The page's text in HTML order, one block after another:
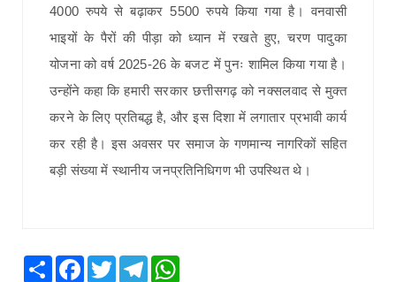
4000 रुपये से बढ़ाकर 5500 रुपये किया गया है। वनवासी
भाइयों के पैरों की पीड़ा को ध्यान में रखते हुए, चरण पादुका
योजना को वर्ष 2025-26 के बजट में पुनः शामिल किया गया है।
उन्होंने कहा कि हमारी सरकार छत्तीसगढ़ को नक्सलवाद से मुक्त
करने के लिए प्रतिबद्ध है, और इस दिशा में लगातार प्रभावी कार्य
कर रही है। इस अवसर पर समाज के गणमान्य नागरिकों सहित
बड़ी संख्या में स्थानीय जनप्रतिनिधिगण भी उपस्थित थे।
Share Facebook
TwitterTelegram